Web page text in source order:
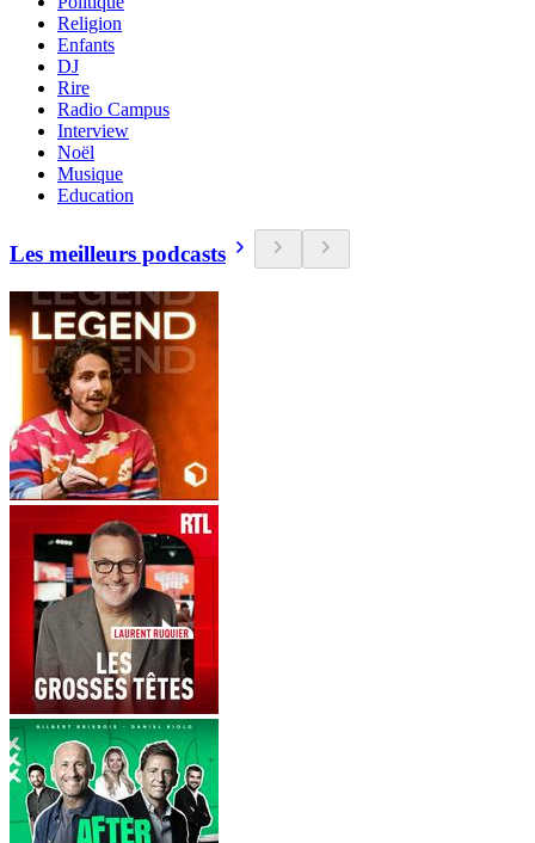
Religion
Enfants
DJ
Rire
Radio Campus
Interview
Noël
Musique
Education
Les meilleurs podcasts